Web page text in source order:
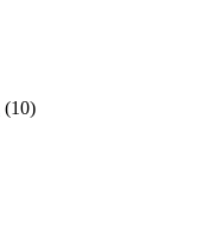
(10)